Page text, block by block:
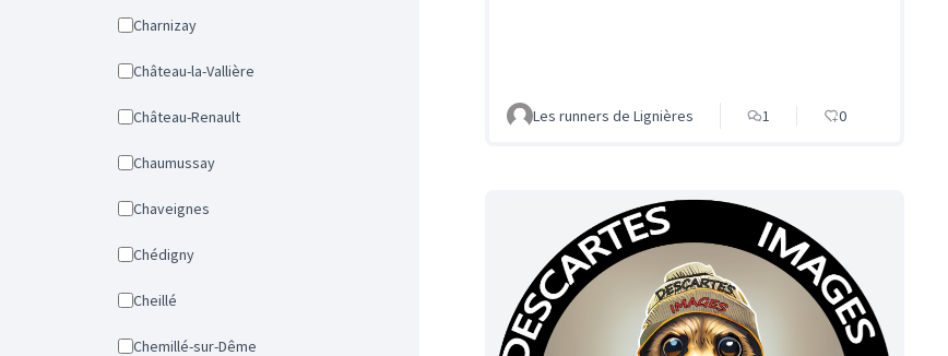
Charnizay
Château-la-Vallière
Château-Renault
Chaumussay
Chaveignes
Chédigny
Cheillé
Chemillé-sur-Dême
Les runners de Lignières 1 0